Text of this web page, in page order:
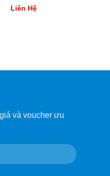
Liên Hệ
và voucher ưu